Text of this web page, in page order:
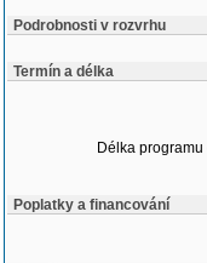
Podrobnosti v rozvrhu
Termín a délka
Délka
Poplatky a financování